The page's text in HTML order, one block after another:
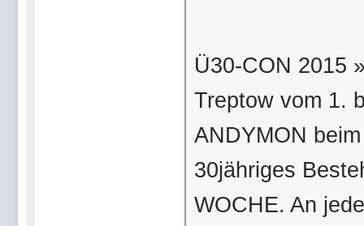
Ü30-CON 2015
Treptow vom 1.
ANDYMON
30jähriges
WOCHE. An